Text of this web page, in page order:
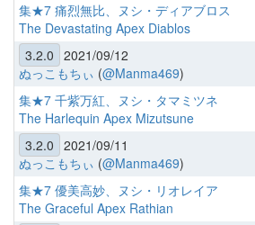
集★7 痛烈無比、ヌシ・ディアブロス
The Devastating Apex Diablos
3.2.0 2021/09/12
ぬっこもちぃ (@Manma469)
集★7 千紫万紅、ヌシ・タマミツネ
The Harlequin Apex Mizutsune
3.2.0 2021/09/11
ぬっこもちぃ (@Manma469)
集★7 優美高妙、ヌシ・リオレイア
The Graceful Apex Rathian